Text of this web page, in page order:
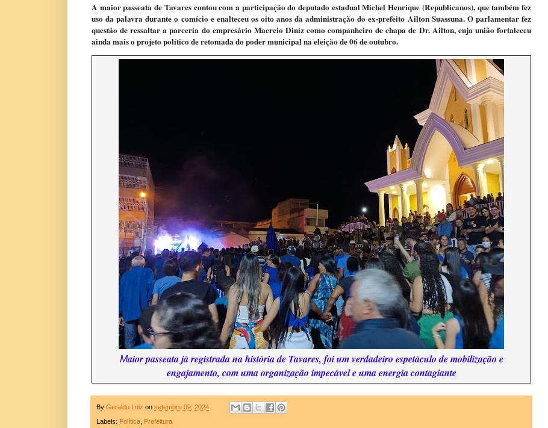
A maior passeata de Tavares contou com a participação do deputado estadual Michel Henrique (Republicanos), que também fez
uso da palavra durante o comício e enalteceu os oito anos da administração do ex-prefeito Ailton Suassuna. O parlamentar fez
questão de ressaltar a parceria do empresário Maercio Diniz como companheiro de chapa de Dr. Ailton, cuja união fortaleceu
ainda mais o projeto político de retomada do poder municipal na eleição de 06 de outubro.
Maior passeata já registrada na história de Tavares, foi um verdadeiro espetáculo de mobilização e
engajamento, com uma organização impecável e uma energia contagiante
By Geraldo Luiz on setembro 09, 2024
Labels: Política Prefeitura